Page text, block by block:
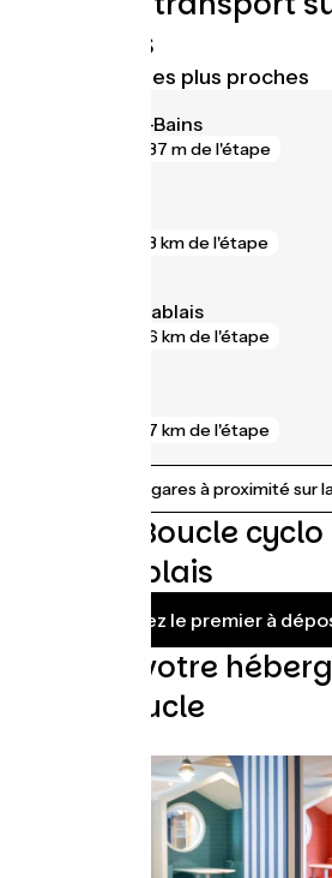
parcours
Gares SNCF les plus proches
Thonon-les-Bains
37 m de l'étape
3 km de l'étape
Bons-en-Chablais
6 km de l'étape
7 km de l'étape
Afficher les gares à proximité sur
Avis sur Boucle
Bas Chablais
Soyez le premier à
Trouvez votre
cette boucle